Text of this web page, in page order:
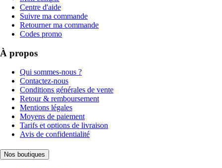
Centre d'aide
Suivre ma commande
Retourner ma commande
Codes promo
À propos
Qui sommes-nous ?
Contactez-nous
Conditions générales de vente
Retour & remboursement
Mentions légales
Moyens de paiement
Tarifs et options de livraison
Avis de confidentialité
Nos boutiques